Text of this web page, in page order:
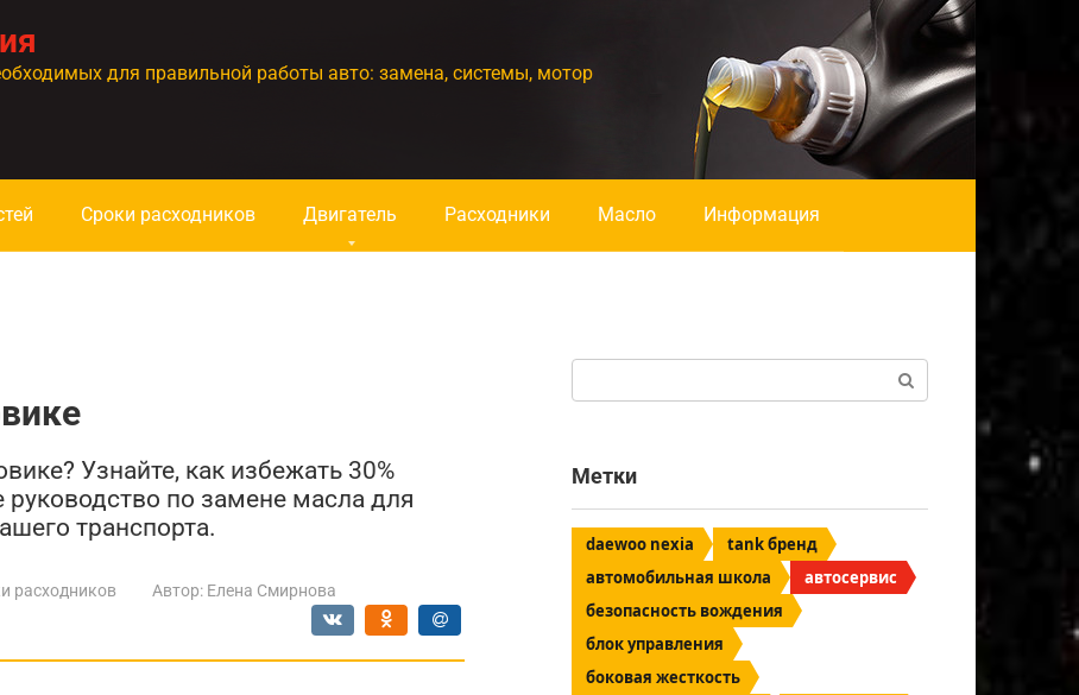
для правильной работы авто: замена, системы, мотор
Сроки расходников Двигатель Расходники Масло Информация
Узнайте, как избежать 30%
по замене масла для
транспорта.
расходников Автор: Елена Смирнова
Метки
daewoo nexia
tank бренд
автомобильная школа
автосервис
безопасность вождения
блок управления
боковая жесткость